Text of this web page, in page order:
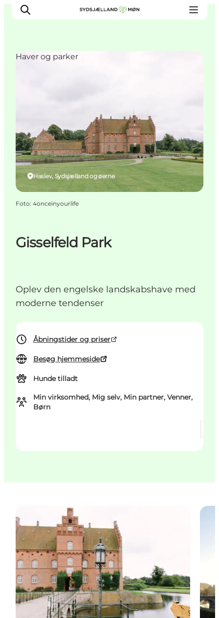
Overnat
Planlæg din tur
Gisselfeld Park
Oplev den engelske landskabshave med
moderne tendenser
Åbningstider og priser
Besøg hjemmeside
Hunde tilladt
Min virksomhed, Mig selv, Min partner, Venner,
Børn
Haslev, Sydsjælland og øerne
Haver og parker
Foto: 4onceinyourlife